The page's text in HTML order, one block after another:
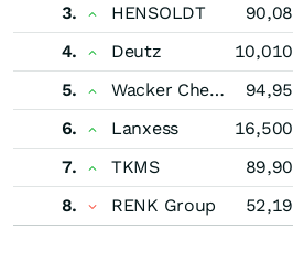
3.
HENSOLDT 90,08
4.
Deutz 10,010
5.
Wacker Chemie 94,95
6.
Lanxess 16,500
7.
TKMS 89,90
8.
RENK Group 52,19